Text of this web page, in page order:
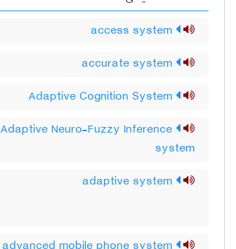
Adaptive Neuro-Fuzzy Inference
system